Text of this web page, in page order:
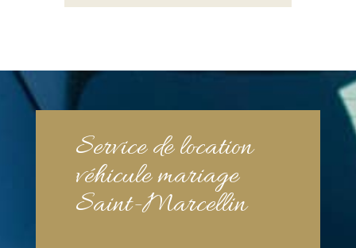
Service de location
véhicule mariage
Saint-Marcellin